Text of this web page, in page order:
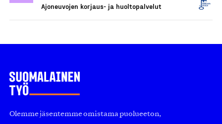
Ajoneuvojen korjaus- ja huoltopalvelut
Olemme jäsentemme omistama puolueeton,